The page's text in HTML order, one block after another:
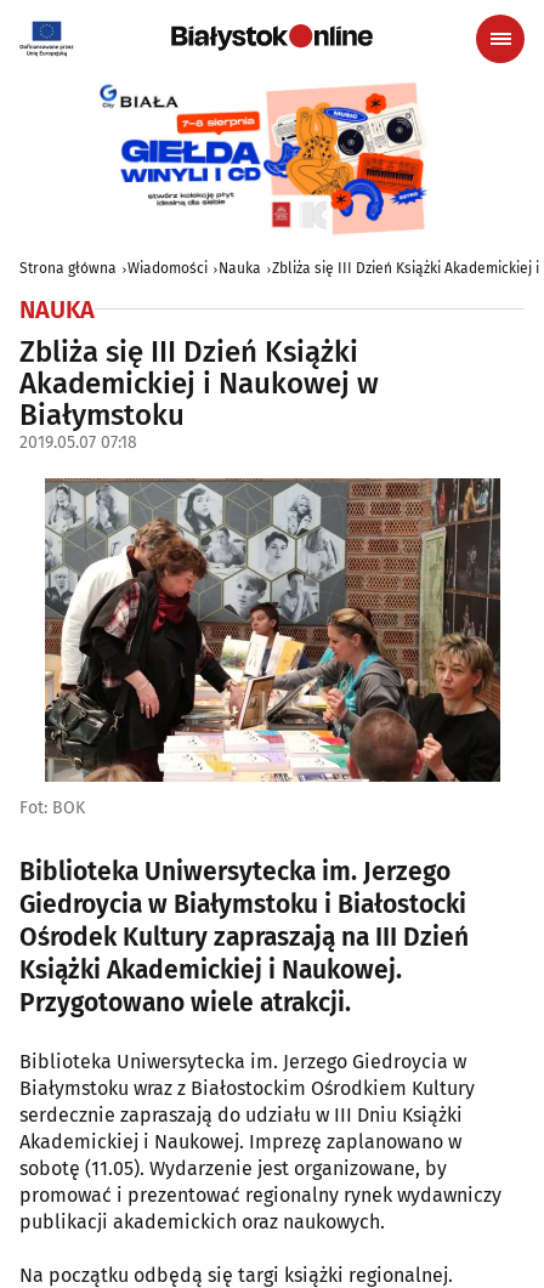
Strona główna Wiadomości Nauka Zbliża się III Dzień Książki Akademickiej
NAUKA
Zbliża się III Dzień Książki
Akademickiej i Naukowej w
Białymstoku
2019.05.07 07:18
Fot: BOK
Biblioteka Uniwersytecka im. Jerzego
Giedroycia w Białymstoku i Białostocki
Ośrodek Kultury zapraszają na III Dzień
Książki Akademickiej i Naukowej.
Przygotowano wiele atrakcji.
Biblioteka Uniwersytecka im. Jerzego Giedroycia w
Białymstoku wraz z Białostockim Ośrodkiem Kultury
serdecznie zapraszają do udziału w III Dniu Książki
Akademickiej i Naukowej. Imprezę zaplanowano w
sobotę (11.05). Wydarzenie jest organizowane, by
promować i prezentować regionalny rynek wydawniczy
publikacji akademickich oraz naukowych.
Na początku odbędą się targi książki regionalnej.